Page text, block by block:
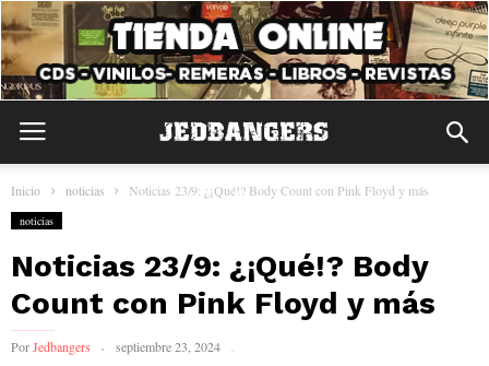
Inicio noticias Noticias 23/9: ¿¡Qué!? Body Count con Pink Floyd y más
noticias
Noticias 23/9: ¿¡Qué!? Body
Count con Pink Floyd y más
PorJedbangers septiembre 23, 2024